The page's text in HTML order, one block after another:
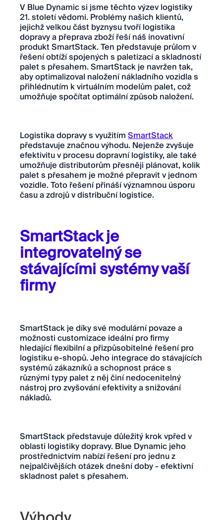
V Blue Dynamic si jsme těchto výzev logistiky
21. století vědomi. Problémy našich klientů,
jejichž velkou část byznysu tvoří logistika
dopravy a přeprava zboží řeší náš inovativní
produkt SmartStack. Ten představuje průlom v
řešení obtíží spojených s paletizací a skladností
palet s přesahem. SmartStack je navržen tak,
aby optimalizoval naložení nákladního vozidla s
přihlédnutím k virtuálním modelům palet, což
umožňuje spočítat optimální způsob naložení.
Logistika dopravy s využitímSmartStack
představuje značnou výhodu. Nejenže zvyšuje
efektivitu v procesu dopravní logistiky, ale také
umožňuje distributorům přesněji plánovat, kolik
palet s přesahem je možné přepravit v jednom
vozidle. Toto řešení přináší významnou úsporu
času a zdrojů v distribuční logistice.
SmartStack je
integrovatelný se
stávajícími systémy vaší
firmy
SmartStack je díky své modulární povaze a
možnosti customizace ideální pro firmy
hledající flexibilní a přizpůsobitelné řešení pro
logistiku e-shopů. Jeho integrace do stávajících
systémů zákazníků a schopnost práce s
různými typy palet z něj činí nedocenitelný
nástroj pro zvyšování efektivity a snižování
nákladů.
SmartStack představuje důležitý krok vpřed v
oblasti logistiky dopravy. Blue Dynamic jeho
prostřednictvím nabízí řešení pro jednu z
nejpalčivějších otázek dnešní doby - efektivní
skladnost palet s přesahem.